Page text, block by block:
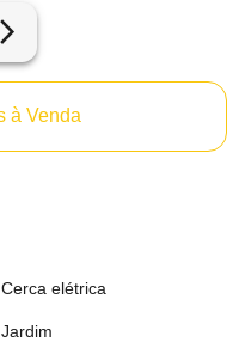
arrow_forward_ios
à Venda
Cerca elétrica
Jardim